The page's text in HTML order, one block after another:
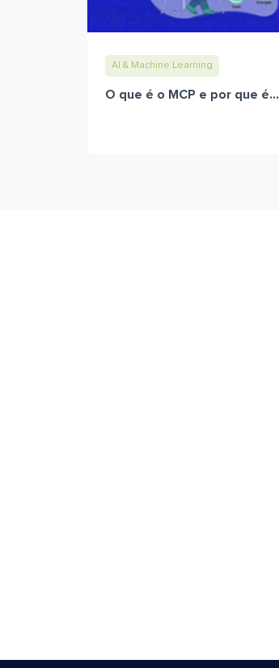
AI & Machine Learning
O que é o MCP e por que é...